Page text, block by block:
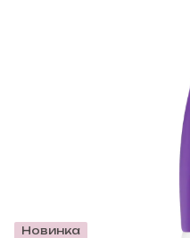
Новинка